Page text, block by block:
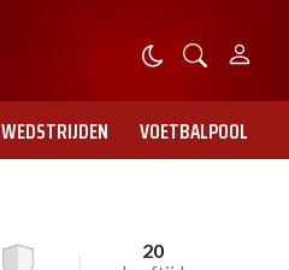
WEDSTRIJDEN VOETBALPOOL
20